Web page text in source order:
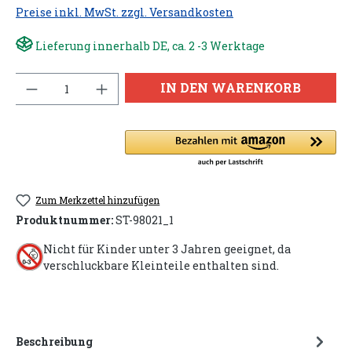
Preise inkl. MwSt. zzgl. Versandkosten
Lieferung innerhalb DE, ca. 2 -3 Werktage
IN DEN WARENKORB
Zum Merkzettel hinzufügen
Produktnummer:ST-98021_1
Nicht für Kinder unter 3 Jahren geeignet, da
verschluckbare Kleinteile enthalten sind.
Beschreibung